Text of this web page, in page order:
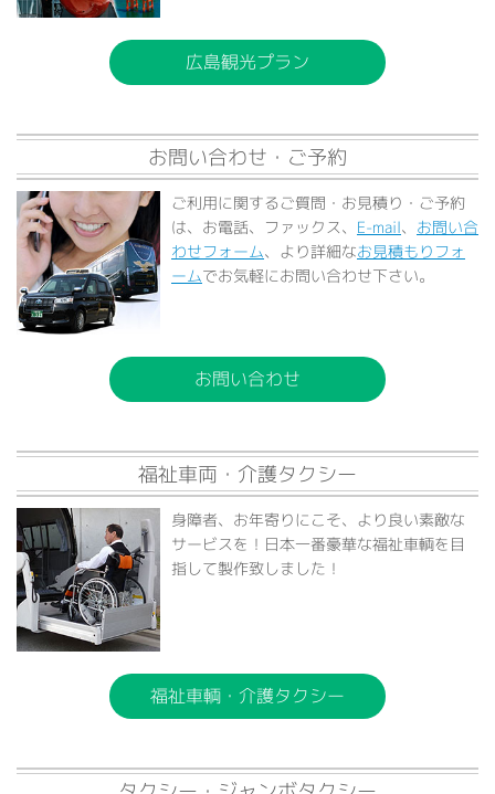
広島観光プラン
お問い合わせ・ご予約
ご利用に関するご質問・お見積り・ご予約
は、お電話、ファックス、 E-mail、 お問い合
わせフォーム、より詳細なお見積もりフォ
ームでお気軽にお問い合わせ下さい。
お問い合わせ
福祉車両・介護タクシー
身障者、お年寄りにこそ、より良い素敵な
サービスを！日本一番豪華な福祉車輌を目
指して製作致しました！
福祉車輌・介護タクシー